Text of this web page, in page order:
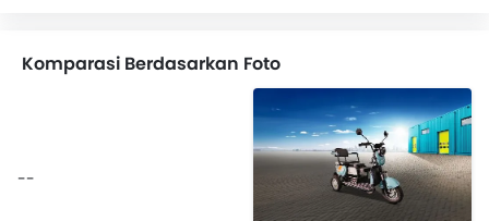
Komparasi Berdasarkan Foto
--